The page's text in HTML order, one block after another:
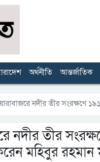
অর্থনীতি আন্তর্জাতিক
নদীর তীর সংরক্ষণে
নদীর তীর
মহিবুর রহমান